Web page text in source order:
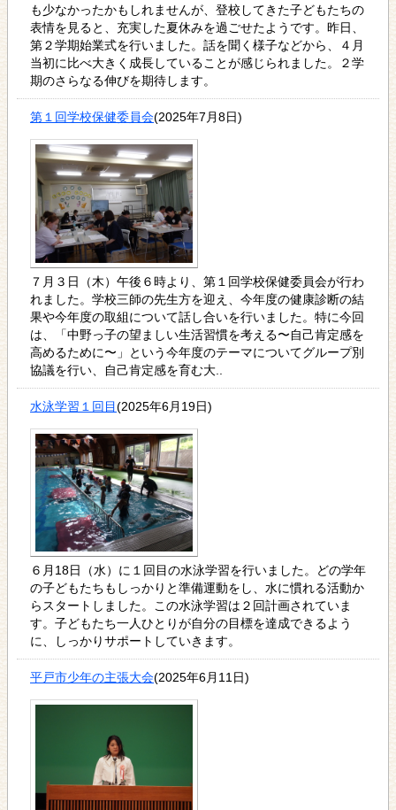
も少なかったかもしれませんが、登校してきた子どもたちの
表情を見ると、充実した夏休みを過ごせたようです。昨日、
第２学期始業式を行いました。話を聞く様子などから、４月
当初に比べ大きく成長していることが感じられました。２学
期のさらなる伸びを期待します。
第１回学校保健委員会(2025年7月8日)
７月３日（木）午後６時より、第１回学校保健委員会が行わ
れました。学校三師の先生方を迎え、今年度の健康診断の結
果や今年度の取組について話し合いを行いました。特に今回
は、「中野っ子の望ましい生活習慣を考える〜自己肯定感を
高めるために〜」という今年度のテーマについてグループ別
協議を行い、自己肯定感を育む大..
水泳学習１回目(2025年6月19日)
６月18日（水）に１回目の水泳学習を行いました。どの学年
の子どもたちもしっかりと準備運動をし、水に慣れる活動か
らスタートしました。この水泳学習は２回計画されていま
す。子どもたち一人ひとりが自分の目標を達成できるよう
に、しっかりサポートしていきます。
平戸市少年の主張大会(2025年6月11日)